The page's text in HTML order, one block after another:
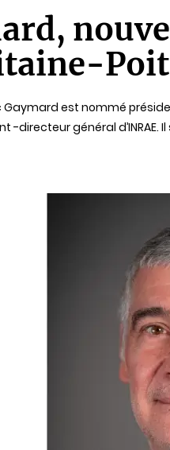
Gaymard est nommé
-directeur général d’INRAE.